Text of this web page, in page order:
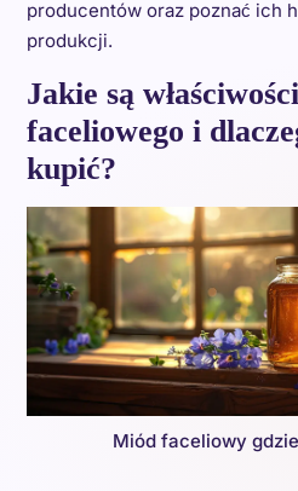
producentów oraz poznać ich
produkcji.
Jakie są
faceliowego i
kupić?
Miód faceliowy